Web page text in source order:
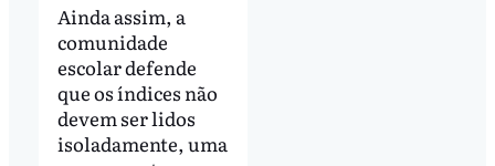
Ainda assim, a
comunidade
escolar defende
que os índices não
devem ser lidos
isoladamente, uma